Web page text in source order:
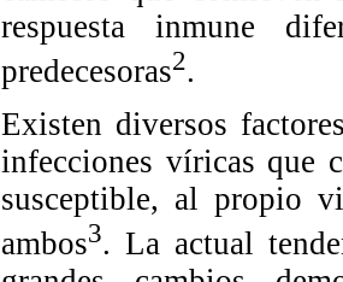
respuesta inmune
predecesoras2.
Existen diversos
infecciones víricas que
susceptible, al propio
ambos3. La actual